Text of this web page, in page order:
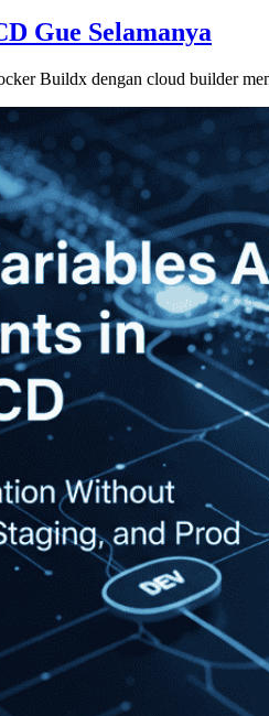
Gue Selamanya
Buildx dengan cloud builder